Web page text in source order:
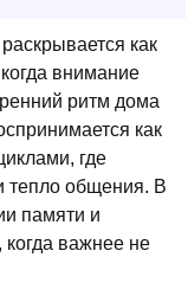
как
внимание
ритм дома
как
где
тепло общения. В
памяти и
важнее не